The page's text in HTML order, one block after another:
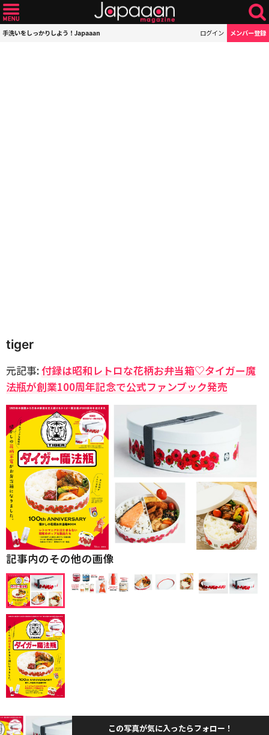
手洗いをしっかりしよう！Japaaan ログイン メンバー登録
tiger
元記事:付録は昭和レトロな花柄お弁当箱♡タイガー魔
法瓶が創業100周年記念で公式ファンブック発売
記事内のその他の画像
この写真が気に入ったらフォロー！